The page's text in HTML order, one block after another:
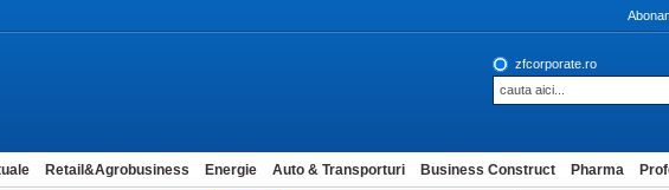
zfcorporate.ro
Retail&Agrobusiness Energie Auto & Transporturi Business Construct Pharma